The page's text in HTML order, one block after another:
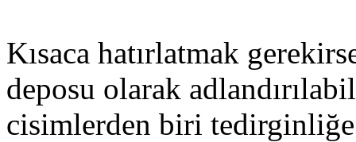
Kısaca hatırlatmak
deposu olarak
cisimlerden biri